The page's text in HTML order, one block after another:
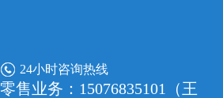
24小时咨询热线
零售业务：15076835101（王